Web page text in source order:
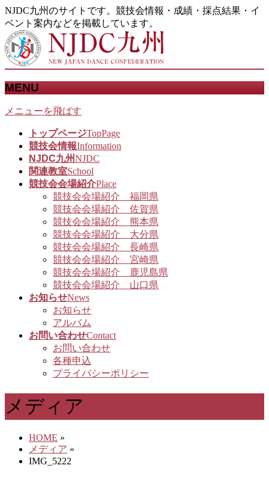
NJDC九州のサイトです。競技会情報・成績・採点結果・イ
ベント案内などを掲載しています。
MENU
メニューを飛ばす
トップページTopPage
競技会情報Information
NJDC九州NJDC
関連教室School
競技会会場紹介Place
競技会会場紹介 福岡県
競技会会場紹介 佐賀県
競技会会場紹介 熊本県
競技会会場紹介 大分県
競技会会場紹介 長崎県
競技会会場紹介 宮崎県
競技会会場紹介 鹿児島県
競技会会場紹介 山口県
お知らせNews
お知らせ
アルバム
お問い合わせContact
お問い合わせ
各種申込
プライバシーポリシー
メディア
HOME »
メディア »
IMG_5222